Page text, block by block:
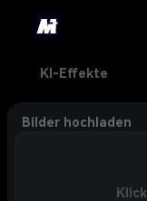
KI-Effekte
Bilder hochladen